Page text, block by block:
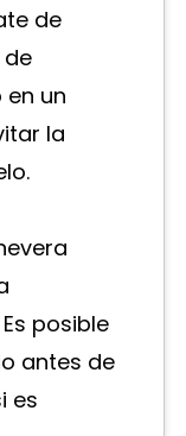
de
un
la
posible
antes de
es